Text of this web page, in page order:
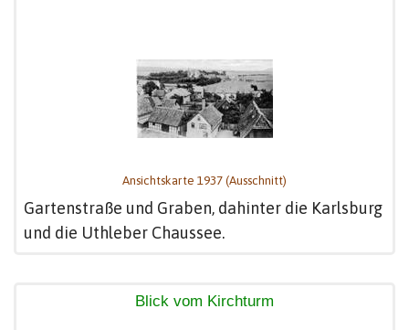
Ansichtskarte 1937 (Ausschnitt)
Gartenstraße und Graben, dahinter die Karlsburg
und die Uthleber Chaussee.
Blick vom Kirchturm